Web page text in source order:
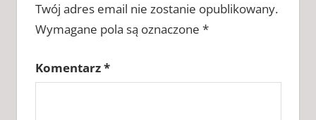
SIMULATOR
25
GENERATOR
ZAPYTAJ
Twój adres email nie zostanie opublikowany.
Wymagane pola są oznaczone *
Komentarz*